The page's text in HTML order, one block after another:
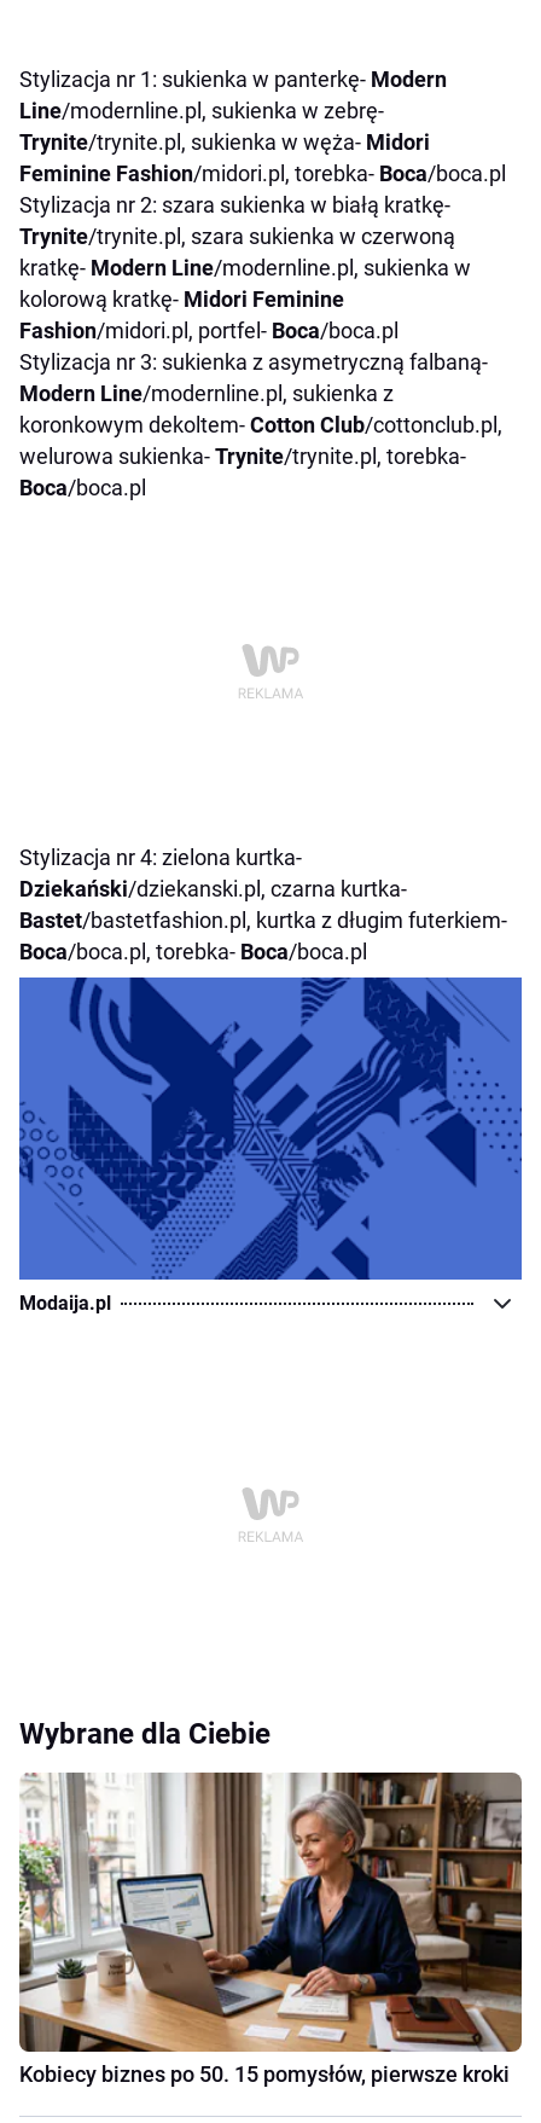
Stylizacja nr 1: sukienka w panterkę- Modern
Line/modernline.pl, sukienka w zebrę-
Trynite/trynite.pl, sukienka w węża- Midori
Feminine Fashion/midori.pl, torebka- Boca/boca.pl
Stylizacja nr 2: szara sukienka w białą kratkę-
Trynite/trynite.pl, szara sukienka w czerwoną
kratkę- Modern Line/modernline.pl, sukienka w
kolorową kratkę- Midori Feminine
Fashion/midori.pl, portfel- Boca/boca.pl
Stylizacja nr 3: sukienka z asymetryczną falbaną-
Modern Line/modernline.pl, sukienka z
koronkowym dekoltem-Cotton Club/cottonclub.pl,
welurowa sukienka-Trynite/trynite.pl, torebka-
Boca/boca.pl
Stylizacja nr 4: zielona kurtka-
Dziekański/dziekanski.pl, czarna kurtka-
Bastet/bastetfashion.pl, kurtka z długim futerkiem-
Boca/boca.pl, torebka- Boca/boca.pl
Modaija.pl
Wybrane dla Ciebie
Kobiecy biznes po 50. 15 pomysłów, pierwsze kroki